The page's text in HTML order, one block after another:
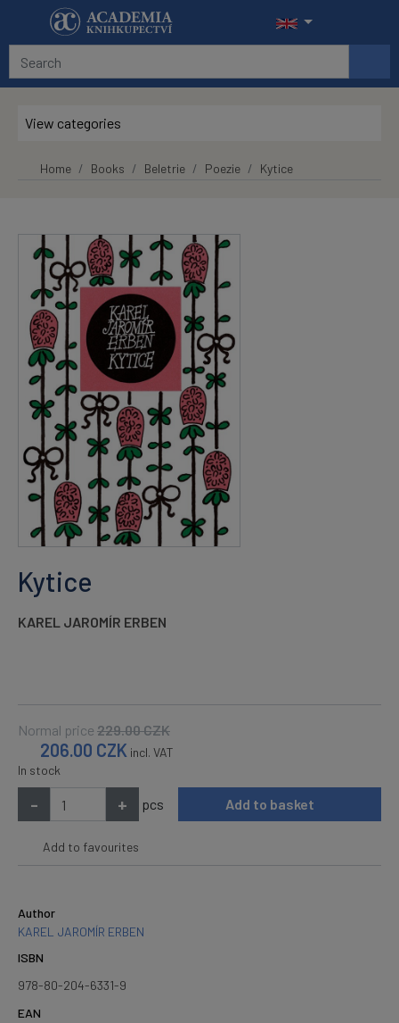
Skip to main content
View categories
Home Books Beletrie Poezie Kytice
Kytice
KAREL JAROMÍR ERBEN
Normal price 229.00CZK
206.00 CZK incl. VAT
In stock
- + pcs Add to basket
Add to favourites
Author
KAREL JAROMÍR ERBEN
ISBN
978-80-204-6331-9
EAN